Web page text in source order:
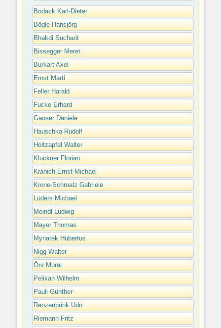
Bodack Karl-Dieter
Bögle Hansjörg
Bhakdi Sucharit
Bissegger Meret
Burkart Axel
Ernst Marti
Feller Harald
Fucke Erhard
Ganser Daniele
Hauschka Rudolf
Holtzapfel Walter
Kluckner Florian
Kranich Ernst-Michael
Krone-Schmalz Gabriele
Lüders Michael
Meindl Ludwig
Mayer Thomas
Mynarek Hubertus
Nigg Walter
Örs Murat
Pelikan Wilhelm
Pauli Günther
Renzenbrink Udo
Riemann Fritz